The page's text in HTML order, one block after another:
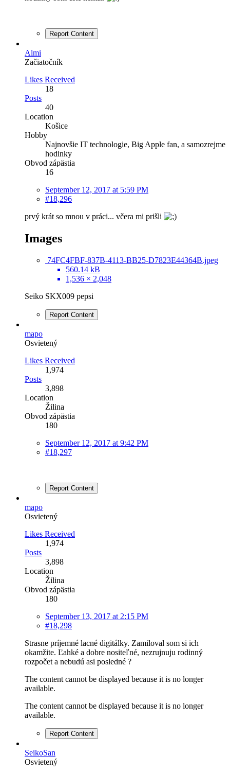
Report Content
Almi
Začiatočník
Likes Received
18
Posts
40
Location
Košice
Hobby
Najnovšie IT technologie, Big Apple fan, a samozrejme
hodinky
Obvod zápästia
16
September 12, 2017 at 5:59 PM
#18,296
prvý krát so mnou v práci... včera mi prišli
Images
74FC4FBF-837B-4113-BB25-D7823E44364B.jpeg
560.14 kB
1,536 × 2,048
Seiko SKX009 pepsi
Report Content
mapo
Osvietený
Likes Received
1,974
Posts
3,898
Location
Žilina
Obvod zápästia
180
September 12, 2017 at 9:42 PM
#18,297
Report Content
mapo
Osvietený
Likes Received
1,974
Posts
3,898
Location
Žilina
Obvod zápästia
180
September 13, 2017 at 2:15 PM
#18,298
Strasne príjemné lacné digitálky. Zamiloval som si ich
okamžite. Ľahké a dobre nositeľné, nezrujnuju rodinný
rozpočet a nebudú asi posledné ?
The content cannot be displayed because it is no longer
available.
The content cannot be displayed because it is no longer
available.
Report Content
SeikoSan
Osvietený